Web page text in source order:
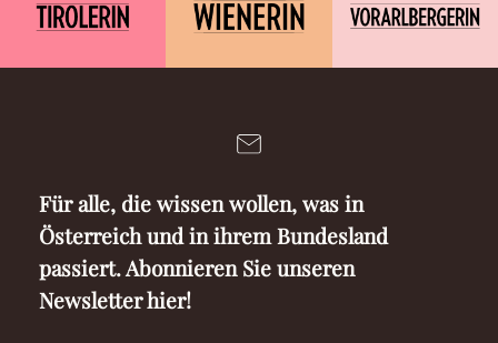
Für alle, die wissen wollen, was in
Österreich und in ihrem Bundesland
passiert. Abonnieren Sie unseren
Newsletter hier!